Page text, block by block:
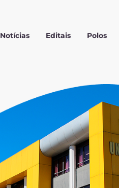
Notícias Editais Polos